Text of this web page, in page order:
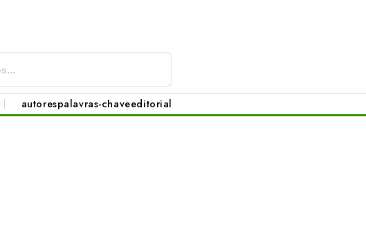
autorespalavras-chaveeditorial